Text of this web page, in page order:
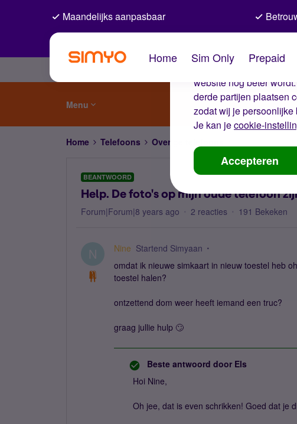
De cookies
Wij gebruiken cookies
website nog beter
derde partijen plaatsen
zodat wij je
Je kan jecookie-
Accepteren
Maandelijks aanpasbaar
Home Sim Only Prepaid
Menu
Home Telefoons Overige telefoons
BEANTWOORD
Help. De foto's op mijn oude telefoon
Forum|Forum|8 years ago 2 reacties 191 Bekeken
N Nine Startend Simyaan
omdat ik nieuwe simkaart in nieuw toestel heb
toestel halen?
ontzettend dom weer heeft iemand een truc?
graag jullie hulp 🙄
Beste antwoord door Els
Hoi Nine,
Oh jee, dat is even schrikken! Goed dat je